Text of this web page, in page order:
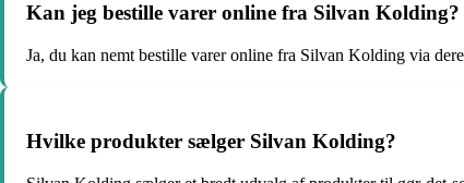
Kan jeg bestille varer online fra Silvan Kolding?
Ja, du kan nemt bestille varer online fra Silvan Kolding via
Hvilke produkter sælger Silvan Kolding?